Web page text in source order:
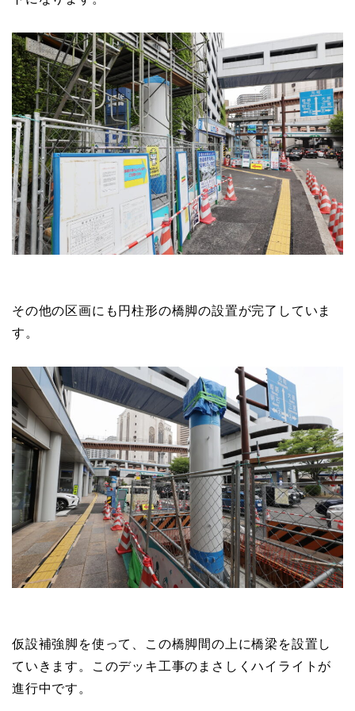
その他の区画にも円柱形の橋脚の設置が完了していま
す。
仮設補強脚を使って、この橋脚間の上に橋梁を設置し
ていきます。このデッキ工事のまさしくハイライトが
進行中です。